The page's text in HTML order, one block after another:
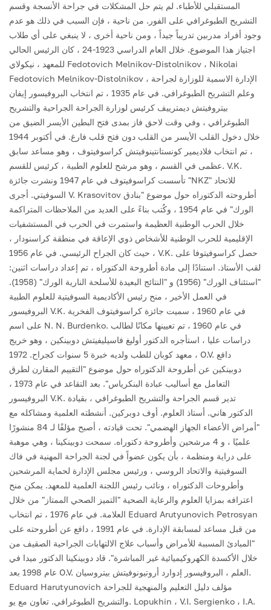
المستقبلي للأطباء. لم يتم حل المشكلات في جراحة الأنسجة وقسم
التشريح الطبوغرافي على الفور. من ناحية ، فإن السبب في ذلك هو عدم
وجود أفراد مدربين تدريباً جيداً ، ومن ناحية أخرى ، لا ينبغي على أي طلاب
اجتياز هذا الموضوع. خلال العام الدراسي 1923-24 ، كان الرئيس الحالي
للمعهد ، نيكولاي Fedotovich Melnikov-Distolnikov ، Nikolai
Fedotovich Melnikov-Distolnikov ، الإدارة الاسمية للوزارة لجراحة
وعلم التشريح الطبوغرافي. في عام 1935 ، تم انتخاب البروفيسور إيفان
بيتروفيتش ديمترييف كرئيس لوزارة الجراحة الجراحية والتشريح
الطبوغرافي ، وفي وقت لاحق فاز بمدى فتح البطين الأيسر الضيق من
خلال دخول القلب الأيسر من القلب دون فتح قلب فارغ.
في أكتوبر 1944
، تم انتخاب فلاديمير كونستانتينوفيتش كراسوفيتوف ، وهو مساعد سابق
عظمى في القسم ، وهو مرشح للعلوم الطبية ، كرئيس للقسم. V.K.
تأسست كراسوفيتوف في عام 1947 ونشرت جائزة "NKZ" للاتحاد
السوفيتي. أجرى V. Krasovitov أطروحته الدكتوراه حول موضوع "بنادق
الورك" في عام 1954 ، وكُتب بناءً على العديد من الملاحظات المتراكمة
خلال الحرب الوطنية العظيمة واستمرت في الحرب في المستشفيات
الإقليمية للحرب الوطنية للأشخاص ذوي الإعاقة في منطقة كراسنودار ،
حيث كان الجراح الرئيسي. في عام 1956 ، V.K. حصل كراسوفيتوفا على
لقب الأستاذ. استنادًا إلى مادة أطروحة الدكتوراه ، تم إعداد دراسات اثنين:
"استئناف الورك" (1956) و "النتائج البعيدة للأسلحة النارية الورك" (1958).
في العمل الأخير ، منح رئيس الأكاديمية السوفيتية للعلوم الطبية
البروفيسور V.K. في عام 1960 ، سميت جائزة كراسوفيتوف الفخرية
على اسم N. N. Burdenko.
دراسات عليا ، استأجره الدكتور أوليغ فاسيليفيتش دوبينكين ، وهو خريج
معهد كوبان للطب ولديه خبرة 5 سنوات كجراح. 1972 ، O.V. دافع
دوبينكين عن أطروحة الدكتوراه حول موضوع "التقييم المقارن لطرق
التعامل مع أساليب عبادة البنكرياس".
بعد التقاعد في عام 1973 ،
البروفيسور V.K. تدير قسم الجراحة والتشريح الطبوغرافي ، بقيادة
الدكتور هاني. أستاذ العلوم. أوف دوبركين. أنشطته العلمية ومشاكله مع
"أمراض الأعضاء الجهاز الهضمي". تحت قيادته ، أصبح مؤلفًا لـ 84 منشورًا
علميًا ، و 4 مرشحين وأطروحة دكتوراه. سمحت دوبينكينا ، وهي موهبة
على دراية ومنظمة ، بأن يكون عضواً في لجنة الجراحة المهنية في فاك
السوفيتية والاتحاد الروسي ، ورئيس مجلس الإدارة لحماية المرشحين
وأطروحات الدكتوراه ، ونائب رئيس اللجنة العلمية للمعهد. يمكن منح
اعترافه بمزايا العلوم والرعاية الصحية "التميز الصحي الممتاز" من خلال
العلامة.
في عام 1976 ، تم انتخاب Eduard Arutyunovich Petrosyan
من قبل مساعد لمسابقة الإدارة. في عام 1991 ، دافع عن أطروحته على
"المبادئ المسببة للأمراض وأسباب علاج الالتهابات الجراحية الصقيف من
خلال الأكسدة الكهروكيميائية غير المباشرة". قاد دوبينكينا الدكتور ميدا في
عام 1998 بعد O.V. العلم ، البروفيسور إدوارد أروتيونوفيتش بيتروسيان.
Eduard Harutyunovich مؤلف دليل التعليم والمنهجية للجراحة
والتشريح الطبوغرافي. تعاون مع يو. Lopukhin ، V.I. Sergienko ، I.A.